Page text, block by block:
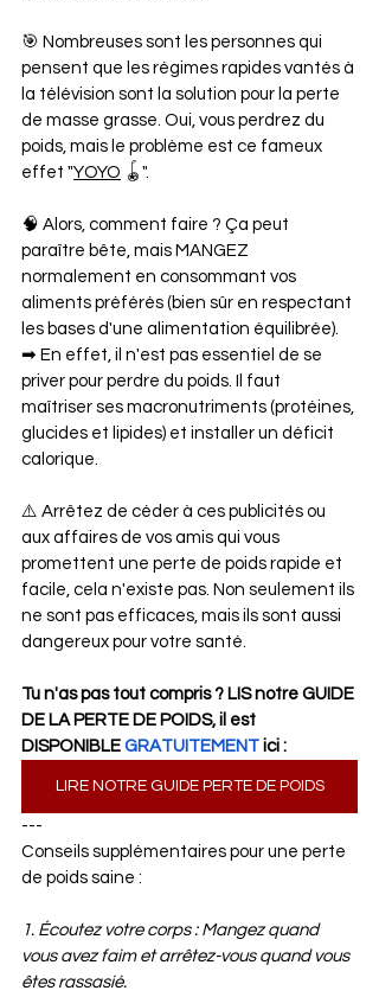
🎯 Nombreuses sont les personnes qui
pensent que les régimes rapides vantés à
la télévision sont la solution pour la perte
de masse grasse. Oui, vous perdrez du
poids, mais le problème est ce fameux
effet "YOYO 🪀".
🧠 Alors, comment faire ? Ça peut
paraître bête, mais MANGEZ
normalement en consommant vos
aliments préférés (bien sûr en respectant
les bases d'une alimentation équilibrée).
➡ En effet, il n'est pas essentiel de se
priver pour perdre du poids. Il faut
maîtriser ses macronutriments (protéines,
glucides et lipides) et installer un déficit
calorique.
⚠️ Arrêtez de céder à ces publicités ou
aux affaires de vos amis qui vous
promettent une perte de poids rapide et
facile, cela n'existe pas. Non seulement ils
ne sont pas efficaces, mais ils sont aussi
dangereux pour votre santé.
Tu n'as pas tout compris ? LIS notre GUIDE
DE LA PERTE DE POIDS, il est
DISPONIBLE GRATUITEMENT ici :
LIRE NOTRE GUIDE PERTE DE POIDS
---
Conseils supplémentaires pour une perte
de poids saine :
1. Écoutez votre corps : Mangez quand
vous avez faim et arrêtez-vous quand vous
êtes rassasié.